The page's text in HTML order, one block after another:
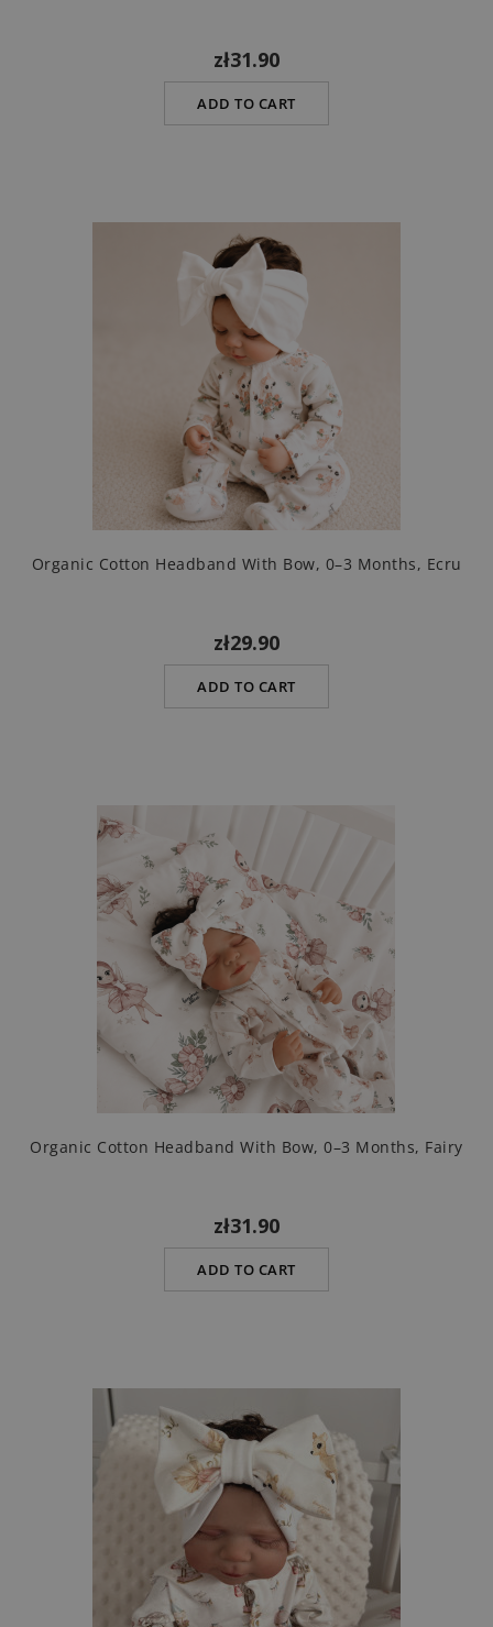
zł31.90
ADD TO CART
Organic Cotton Headband With Bow, 0–3 Months, Ecru
zł29.90
ADD TO CART
Organic Cotton Headband With Bow, 0–3 Months, Fairy
zł31.90
ADD TO CART